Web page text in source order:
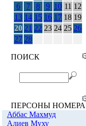
6
7 8 9 10 11 12
13 14 15 16 17 18 19
20 21 22 23 24 25 26
27 28
ПОИСК
ПЕРСОНЫ НОМЕРА
Аббас Махмуд
Алиев Муху